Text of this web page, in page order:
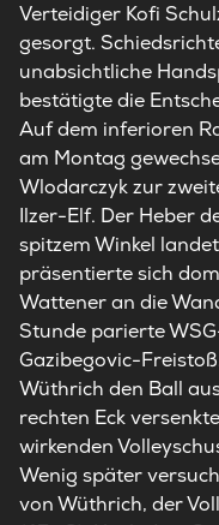
Verteidiger Kofi
gesorgt.
unabsichtliche
bestätigte die
Auf dem inferioren
am Montag
Wlodarczyk zur
Ilzer-Elf. Der Heber
spitzem Winkel
präsentierte sich
Wattener an die
Stunde parierte
Gazibegovic-
Wüthrich den Ball
rechten Eck
wirkenden
Wenig später
von Wüthrich, der